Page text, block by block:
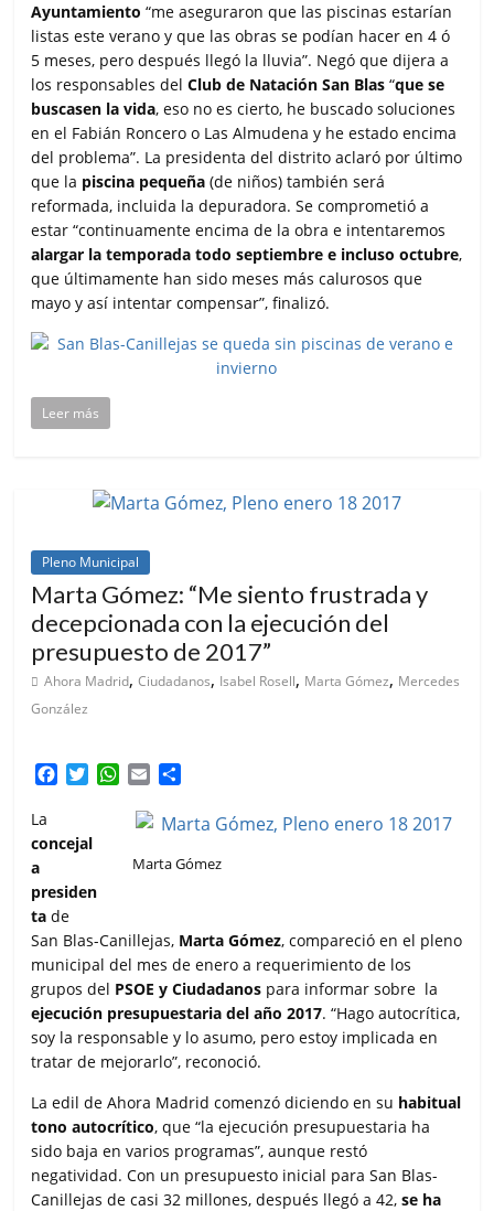
Ayuntamiento “me aseguraron que las piscinas estarían
listas este verano y que las obras se podían hacer en 4 ó
5 meses, pero después llegó la lluvia”. Negó que dijera a
los responsables delClub de Natación San Blas “que se
buscasen la vida, eso no es cierto, he buscado soluciones
en el Fabián Roncero o Las Almudena y he estado encima
del problema”. La presidenta del distrito aclaró por último
que la piscina pequeña(de niños) también será
reformada, incluida la depuradora. Se comprometió a
estar “continuamente encima de la obra e intentaremos
alargar la temporada todo septiembre e incluso octubre,
que últimamente han sido meses más calurosos que
mayo y así intentar compensar”, finalizó.
Leer más
Pleno Municipal
Marta Gómez: “Me siento frustrada y
decepcionada con la ejecución del
presupuesto de 2017”
Ahora Madrid,Ciudadanos, Isabel Rosell, Marta Gómez, Mercedes
González
e
o
o
k
t
e
W
p
a
l
m
a
r
Marta Gómez
La
concejal
a
presiden
ta de
San Blas-Canillejas, Marta Gómez, compareció en el pleno
municipal del mes de enero a requerimiento de los
grupos del PSOE y Ciudadanos para informar sobre la
ejecución presupuestaria del año 2017. “Hago autocrítica,
soy la responsable y lo asumo, pero estoy implicada en
tratar de mejorarlo”, reconoció.
La edil de Ahora Madrid comenzó diciendo en su habitual
tono autocrítico, que “la ejecución presupuestaria ha
sido baja en varios programas”, aunque restó
negatividad. Con un presupuesto inicial para San Blas-
Canillejas de casi 32 millones, después llegó a 42,se ha